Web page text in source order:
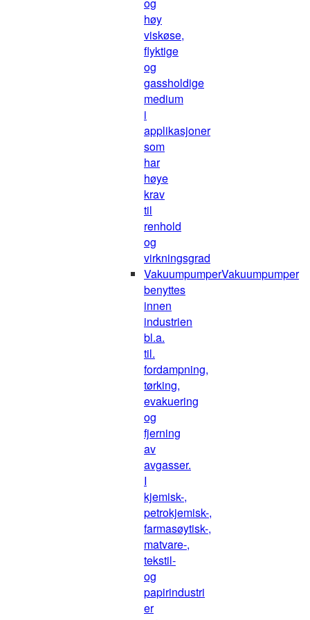
høy
viskøse,
flyktige
og
gassholdige
medium
i
applikasjoner
som
har
høye
krav
til
renhold
og
virkningsgrad
VakuumpumperVakuumpumper
benyttes
innen
industrien
bl.a.
til.
fordampning,
tørking,
evakuering
og
fjerning
av
avgasser.
I
kjemisk-,
petrokjemisk-,
farmasøytisk-,
matvare-,
tekstil-
og
papirindustri
er